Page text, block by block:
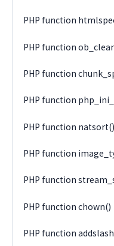
PHP function
PHP function
PHP function
PHP function
PHP function natsort()
PHP function
PHP function
PHP function chown()
PHP function